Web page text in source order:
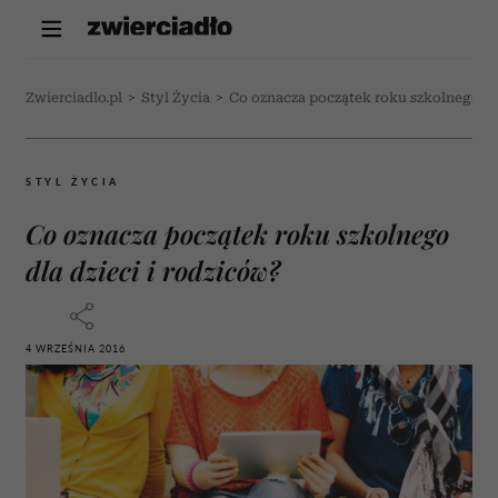
Zwierciadlo.pl > Styl Życia > Co oznacza początek roku szkolnego
STYL ŻYCIA
Co oznacza początek roku szkolnego
dla dzieci i rodziców?
4 WRZEŚNIA 2016